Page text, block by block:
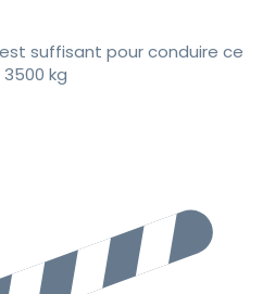
suffisant pour conduire ce
kg